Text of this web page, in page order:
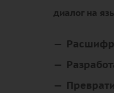
диалог на